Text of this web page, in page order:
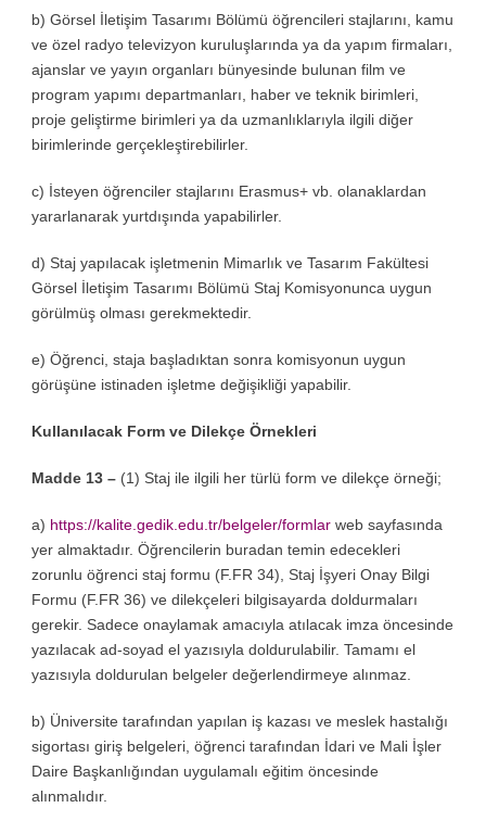
b) Görsel İletişim Tasarımı Bölümü öğrencileri stajlarını, kamu
ve özel radyo televizyon kuruluşlarında ya da yapım firmaları,
ajanslar ve yayın organları bünyesinde bulunan film ve
program yapımı departmanları, haber ve teknik birimleri,
proje geliştirme birimleri ya da uzmanlıklarıyla ilgili diğer
birimlerinde gerçekleştirebilirler.
c) İsteyen öğrenciler stajlarını Erasmus+ vb. olanaklardan
yararlanarak yurtdışında yapabilirler.
d) Staj yapılacak işletmenin Mimarlık ve Tasarım Fakültesi
Görsel İletişim Tasarımı Bölümü Staj Komisyonunca uygun
görülmüş olması gerekmektedir.
e) Öğrenci, staja başladıktan sonra komisyonun uygun
görüşüne istinaden işletme değişikliği yapabilir.
Kullanılacak Form ve Dilekçe Örnekleri
Madde 13 – (1) Staj ile ilgili her türlü form ve dilekçe örneği;
a) https://kalite.gedik.edu.tr/belgeler/formlar web sayfasında
yer almaktadır. Öğrencilerin buradan temin edecekleri
zorunlu öğrenci staj formu (F.FR 34), Staj İşyeri Onay Bilgi
Formu (F.FR 36) ve dilekçeleri bilgisayarda doldurmaları
gerekir. Sadece onaylamak amacıyla atılacak imza öncesinde
yazılacak ad-soyad el yazısıyla doldurulabilir. Tamamı el
yazısıyla doldurulan belgeler değerlendirmeye alınmaz.
b) Üniversite tarafından yapılan iş kazası ve meslek hastalığı
sigortası giriş belgeleri, öğrenci tarafından İdari ve Mali İşler
Daire Başkanlığından uygulamalı eğitim öncesinde
alınmalıdır.